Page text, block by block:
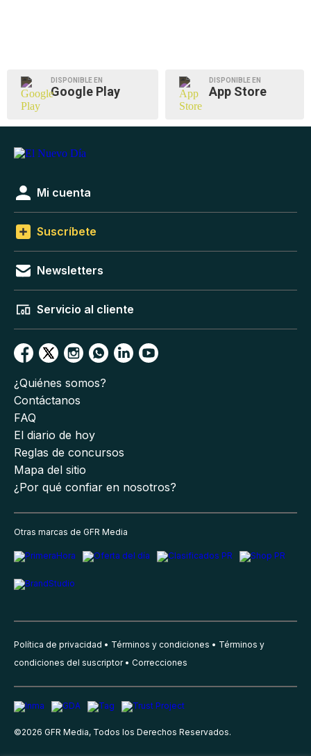
DISPONIBLE EN
Google Play
DISPONIBLE EN
App Store
Mi cuenta
Suscríbete
Newsletters
Servicio al cliente
¿Quiénes somos?
Contáctanos
FAQ
El diario de hoy
Reglas de concursos
Mapa del sitio
¿Por qué confiar en nosotros?
Otras marcas de GFR Media
Política de privacidad Términos y condiciones
Términos y
condiciones del suscriptor
Correcciones
©2026 GFR Media, Todos los Derechos Reservados.